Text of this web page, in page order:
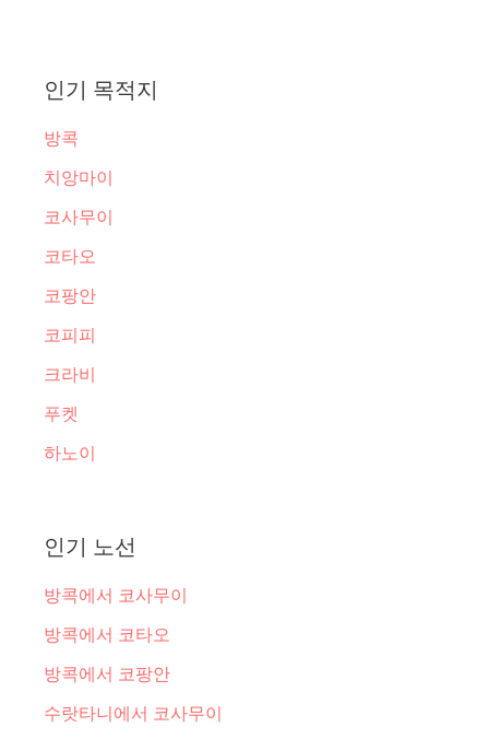
인기 목적지
방콕
치앙마이
코사무이
코타오
코팡안
코피피
크라비
푸켓
하노이
인기 노선
방콕에서 코사무이
방콕에서 코타오
방콕에서 코팡안
수랏타니에서 코사무이